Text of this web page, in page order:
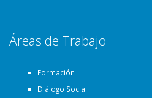
Áreas de Trabajo ___
Formación
Diálogo Social